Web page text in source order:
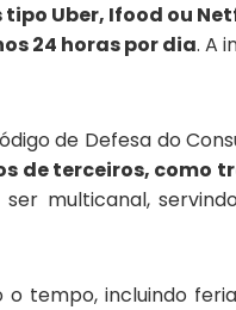
Uber, Ifood ou
24 horas por dia. A
de Defesa do
de terceiros, como
ser multicanal,
tempo, incluindo